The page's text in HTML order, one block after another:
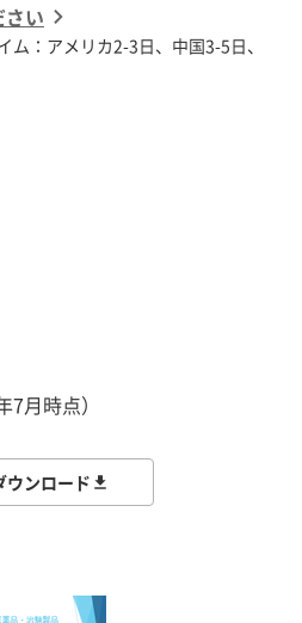
い
：アメリカ2-3日、中国3-5日、
月時点）
ウンロード